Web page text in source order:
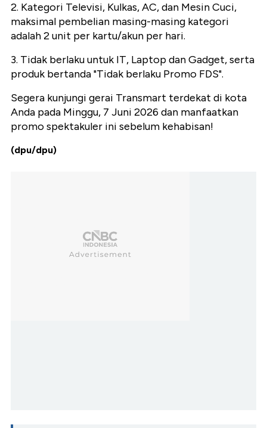
2. Kategori Televisi, Kulkas, AC, dan Mesin Cuci,
maksimal pembelian masing-masing kategori
adalah 2 unit per kartu/akun per hari.
3. Tidak berlaku untuk IT, Laptop dan Gadget, serta
produk bertanda "Tidak berlaku Promo FDS".
Segera kunjungi gerai Transmart terdekat di kota
Anda pada Minggu, 7 Juni 2026 dan manfaatkan
promo spektakuler ini sebelum kehabisan!
(dpu/dpu)